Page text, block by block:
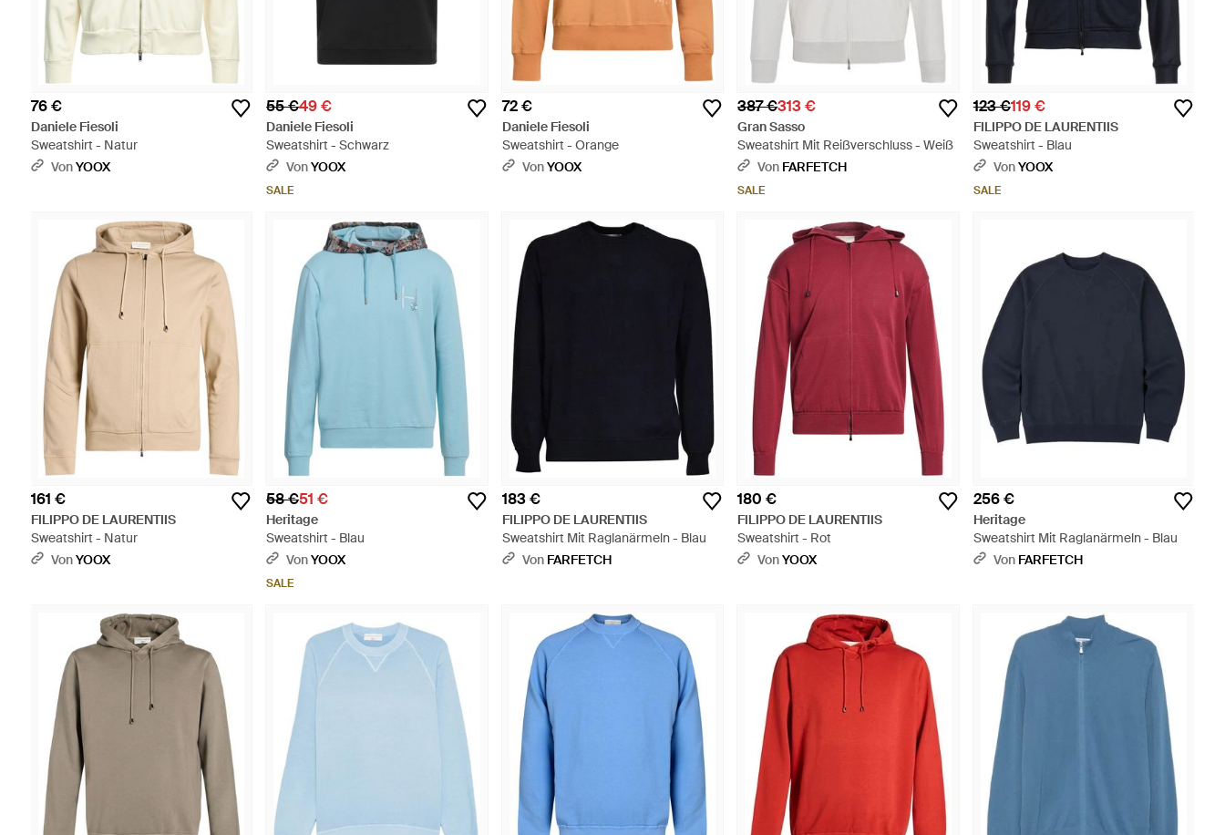
76 €
Daniele Fiesoli
Sweatshirt - Natur
VonYOOX
55 €49 €
Daniele Fiesoli
Sweatshirt - Schwarz
VonYOOX
SALE
72 €
Daniele Fiesoli
Sweatshirt - Orange
VonYOOX
387 €313 €
Gran Sasso
Sweatshirt Mit Reißverschluss - Weiß
Von FARFETCH
SALE
123 €119 €
FILIPPO DE LAURENTIIS
Sweatshirt - Blau
VonYOOX
SALE
161 €
FILIPPO DE LAURENTIIS
Sweatshirt - Natur
VonYOOX
58 €51 €
Heritage
Sweatshirt - Blau
VonYOOX
SALE
183 €
FILIPPO DE LAURENTIIS
Sweatshirt Mit Raglanärmeln - Blau
Von FARFETCH
180 €
FILIPPO DE LAURENTIIS
Sweatshirt - Rot
VonYOOX
256 €
Heritage
Sweatshirt Mit Raglanärmeln - Blau
Von FARFETCH